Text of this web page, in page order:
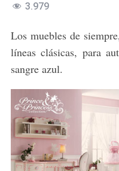
3.979
Los muebles de
líneas clásicas, para
sangre azul.